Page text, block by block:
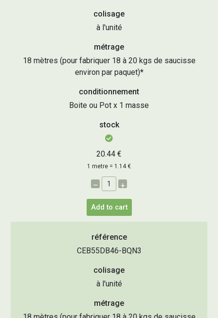
colisage
à l'unité
métrage
18 mètres (pour fabriquer 18 à 20 kgs de saucisse
environ par paquet)*
conditionnement
Boite ou Pot x 1 masse
stock
20.44 €
1 metre = 1.14 €
– +
Add to cart
référence
CEB55DB46-BQN3
colisage
à l'unité
métrage